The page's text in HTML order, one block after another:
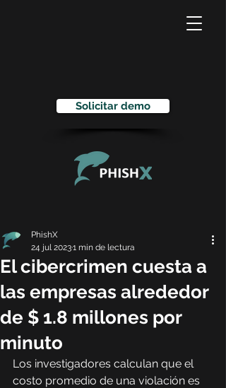
Solicitar demo
El cibercrimen cuesta a
las empresas alrededor
de $ 1.8 millones por
minuto
PhishX
24 jul 20231 min de lectura
Los investigadores calculan que el
costo promedio de una violación es